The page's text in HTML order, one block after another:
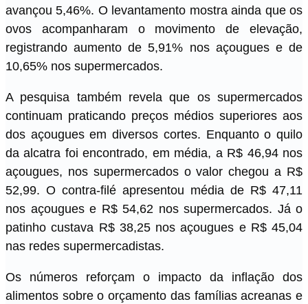
avançou 5,46%. O levantamento mostra ainda que os
ovos acompanharam o movimento de elevação,
registrando aumento de 5,91% nos açougues e de
10,65% nos supermercados.
A pesquisa também revela que os supermercados
continuam praticando preços médios superiores aos
dos açougues em diversos cortes. Enquanto o quilo
da alcatra foi encontrado, em média, a R$ 46,94 nos
açougues, nos supermercados o valor chegou a R$
52,99. O contra-filé apresentou média de R$ 47,11
nos açougues e R$ 54,62 nos supermercados. Já o
patinho custava R$ 38,25 nos açougues e R$ 45,04
nas redes supermercadistas.
Os números reforçam o impacto da inflação dos
alimentos sobre o orçamento das famílias acreanas e